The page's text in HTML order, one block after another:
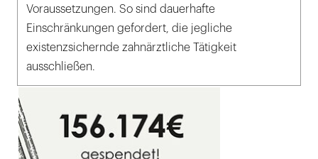
Voraussetzungen. So sind dauerhafte
Einschränkungen gefordert, die jegliche
existenzsichernde zahnärztliche Tätigkeit
ausschließen.